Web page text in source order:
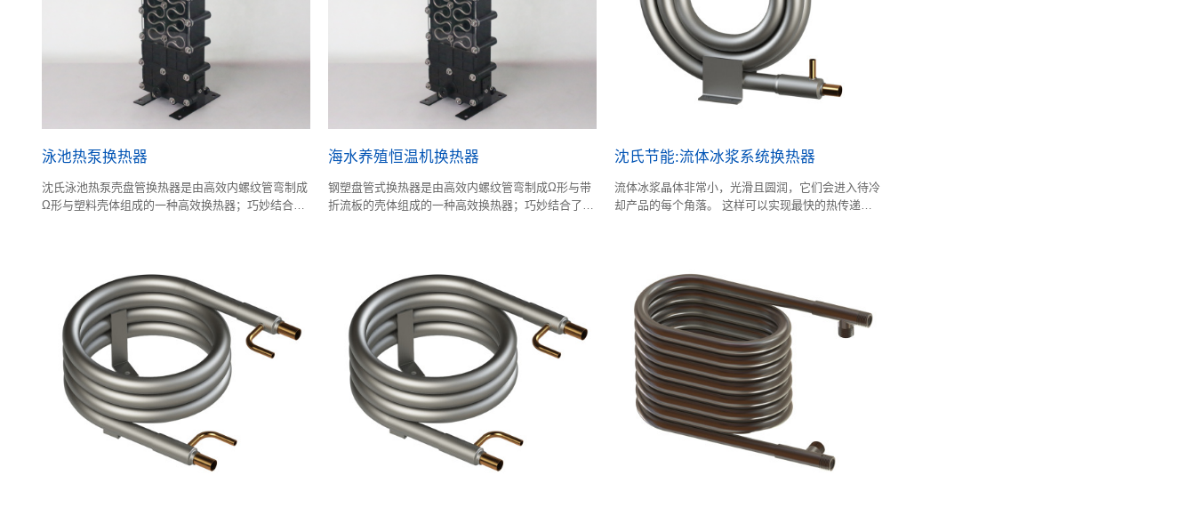
泳池热泵换热器
沈氏泳池热泵壳盘管换热器是由高效内螺纹管弯制成
Ω形与塑料壳体组成的一种高效换热器；巧妙结合了
海水养殖恒温机换热器
钢塑盘管式换热器是由高效内螺纹管弯制成Ω形与带
折流板的壳体组成的一种高效换热器；巧妙结合了壳
沈氏节能:流体冰浆系统换热器
流体冰浆晶体非常小，光滑且圆润，它们会进入待冷
却产品的每个角落。 这样可以实现最快的热传递，
统中用作冷凝器。